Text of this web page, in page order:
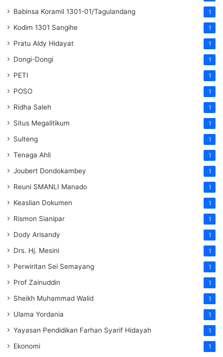
Babinsa Koramil 1301-01/Tagulandang 1
Kodim 1301 Sangihe 1
Pratu Aldy Hidayat 1
Dongi-Dongi 1
PETI 1
POSO 1
Ridha Saleh 1
Situs Megalitikum 1
Sulteng 1
Tenaga Ahli 1
Joubert Dondokambey 1
Reuni SMANLI Manado 1
Keaslian Dokumen 1
Rismon Sianipar 1
Dody Arisandy 1
Drs. Hj. Mesini 1
Perwiritan Sei Semayang 1
Prof Zainuddin 1
Sheikh Muhammad Walid 1
Ulama Yordania 1
Yayasan Pendidikan Farhan Syarif Hidayah 1
Ekonomi 1